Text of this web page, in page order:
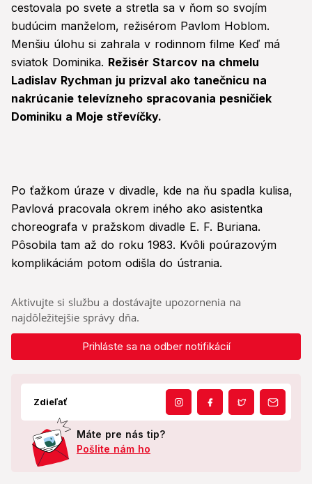
cestovala po svete a stretla sa v ňom so svojím
budúcim manželom, režisérom Pavlom Hoblom.
Menšiu úlohu si zahrala v rodinnom filme Keď má
sviatok Dominika. Režisér Starcov na chmelu
Ladislav Rychman ju prizval ako tanečnicu na
nakrúcanie televízneho spracovania pesničiek
Dominiku a Moje střevíčky.
Po ťažkom úraze v divadle, kde na ňu spadla kulisa,
Pavlová pracovala okrem iného ako asistentka
choreografa v pražskom divadle E. F. Buriana.
Pôsobila tam až do roku 1983. Kvôli poúrazovým
komplikáciám potom odišla do ústrania.
Aktivujte si službu a dostávajte upozornenia na
najdôležitejšie správy dňa.
Prihláste sa na odber notifikácií
Zdieľať
Máte pre nás tip?
Pošlite nám ho